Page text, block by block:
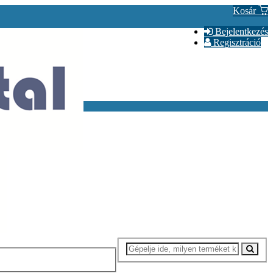
Kosár
Bejelentkezés
Regisztráció